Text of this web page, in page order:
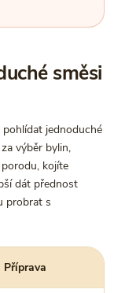
směsi
jednoduché
výběr bylin,
kojíte
dát přednost
probrat s
Příprava